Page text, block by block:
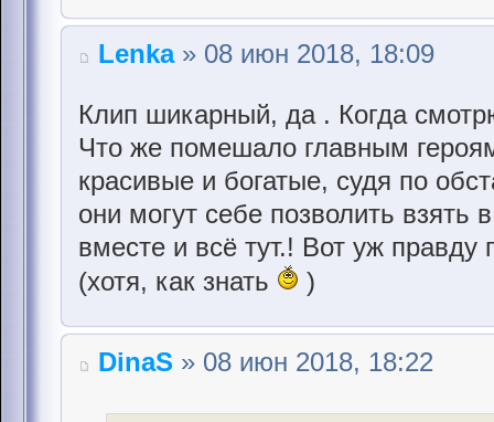
Lenka» 08 июн 2018, 18:09
Клип шикарный, да . Когда
Что же помешало главным
красивые и богатые, судя по
они могут себе позволить взять
вместе и всё тут.! Вот уж правду
(хотя, как знать
)
DinaS » 08 июн 2018, 18:22